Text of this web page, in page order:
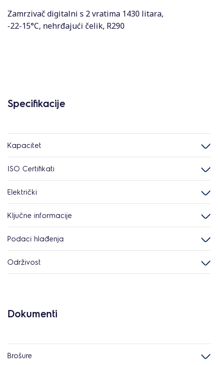
Zamrzivač digitalni s 2 vratima 1430 litara,
-22-15°C, nehrđajući čelik, R290
Specifikacije
Kapacitet
ISO Certifikati
Električki
Ključne informacije
Podaci hlađenja
Održivost
Dokumenti
Brošure